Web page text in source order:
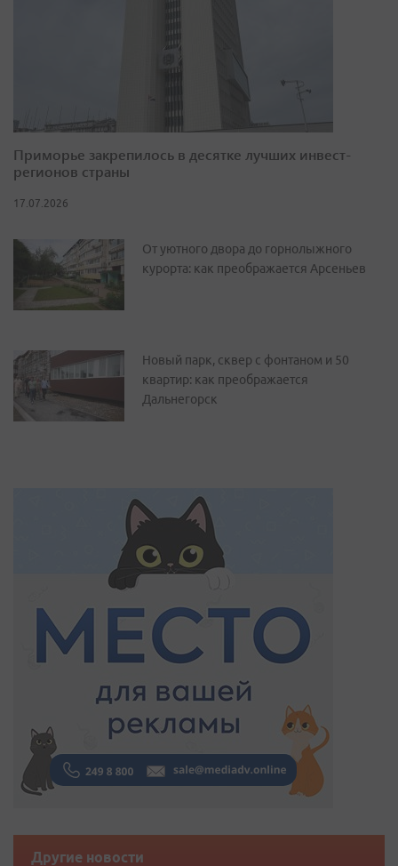
Приморье закрепилось в десятке лучших инвест-
регионов страны
17.07.2026
От уютного двора до горнолыжного
курорта: как преображается Арсеньев
Новый парк, сквер с фонтаном и 50
квартир: как преображается
Дальнегорск
Другие новости